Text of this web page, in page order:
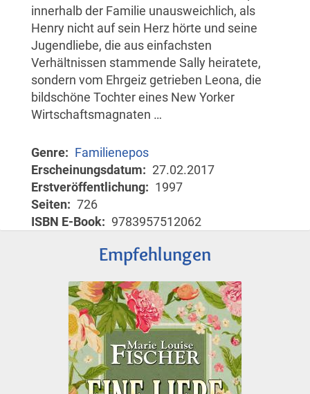
innerhalb der Familie unausweichlich, als
Henry nicht auf sein Herz hörte und seine
Jugendliebe, die aus einfachsten
Verhältnissen stammende Sally heiratete,
sondern vom Ehrgeiz getrieben Leona, die
bildschöne Tochter eines New Yorker
Wirtschaftsmagnaten …
Genre
Familienepos
Erscheinungsdatum
27.02.2017
Erstveröffentlichung
1997
Seiten
726
ISBN E-Book
9783957512062
Empfehlungen